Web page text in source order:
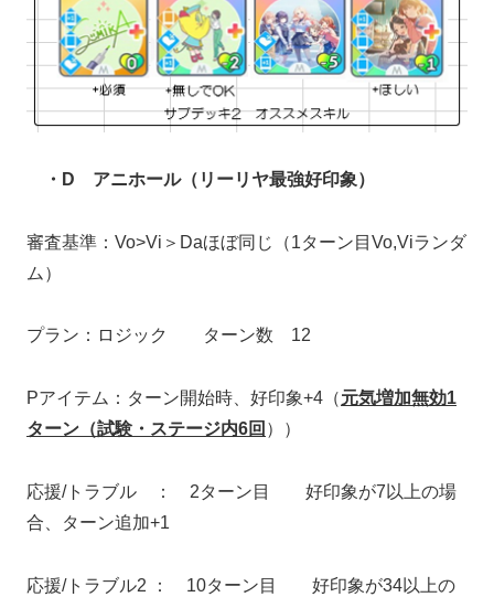
・D アニホール（リーリヤ最強好印象）
審査基準：Vo>Vi＞Daほぼ同じ（1ターン目Vo,Viランダ
ム）
プラン：ロジック ターン数 12
Pアイテム：ターン開始時、好印象+4（元気増加無効1
ターン（試験・ステージ内6回 ））
応援/トラブル ： 2ターン目 好印象が7以上の場
合、ターン追加+1
応援/トラブル2 ： 10ターン目 好印象が34以上の